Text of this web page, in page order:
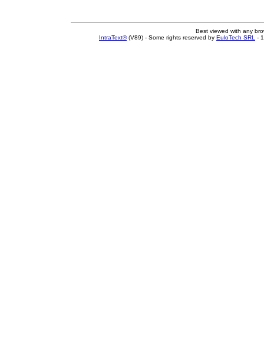
Best viewed with any
IntraText®(V89) - Some rights reserved by EuloTech SRL -